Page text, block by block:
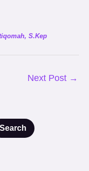
S.Kep
Next Post →
Search